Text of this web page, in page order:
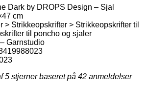
Dark by DROPS Design – Sjal
cm
> Strikkeopskrifter > Strikkeopskrifter til
til poncho og sjaler
Garnstudio
5 stjerner baseret på 42 anmeldelser